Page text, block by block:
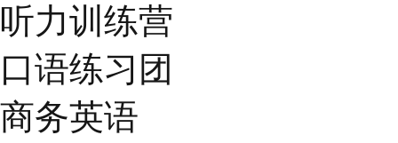
听力训练营
口语练习团
商务英语